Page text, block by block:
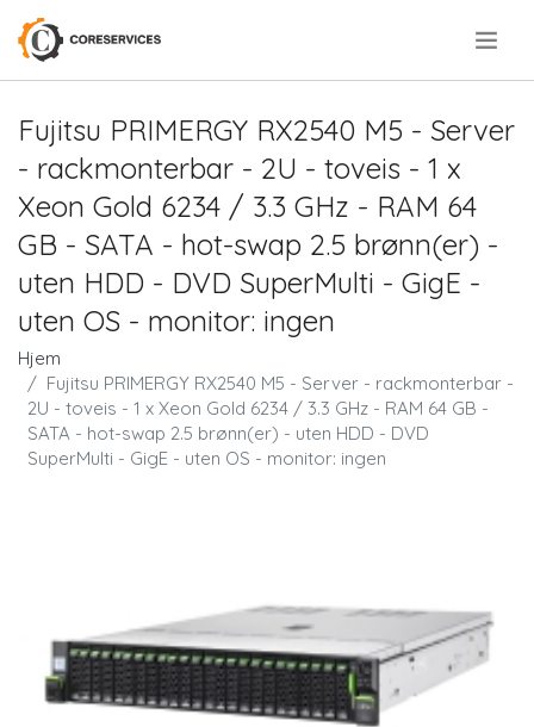
Fujitsu PRIMERGY RX2540 M5 - Server
- rackmonterbar - 2U - toveis - 1 x
Xeon Gold 6234 / 3.3 GHz - RAM 64
GB - SATA - hot-swap 2.5 brønn(er) -
uten HDD - DVD SuperMulti - GigE -
uten OS - monitor: ingen
Hjem
Fujitsu PRIMERGY RX2540 M5 - Server - rackmonterbar -
2U - toveis - 1 x Xeon Gold 6234 / 3.3 GHz - RAM 64 GB -
SATA - hot-swap 2.5 brønn(er) - uten HDD - DVD
SuperMulti - GigE - uten OS - monitor: ingen